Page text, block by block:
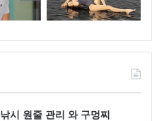
시 원줄 관리 와 구멍찌